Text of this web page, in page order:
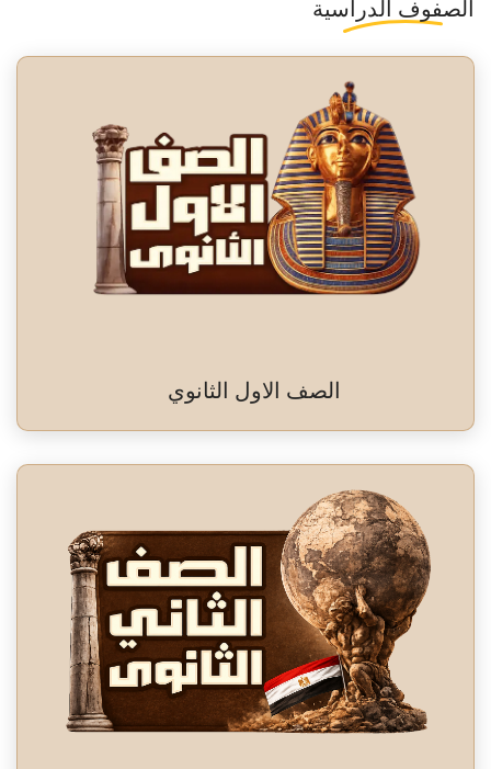
الصفوف الدراسية
الصف الاول الثانوي